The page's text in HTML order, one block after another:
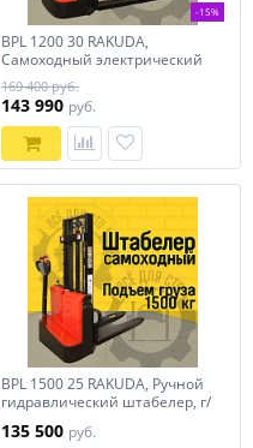
-15%
BPL 1200 30 RAKUDA,
штабелер, нагрузка 1200 кг.,
высота подъема 3000 мм,
АКБ AGM 2*12в, зарядное
устройство 24в/10а,
контроллер Curtis
169 400 руб.
143 990 руб.
BPL 1500 25 RAKUDA, Ручной
п 1500 кг., в/п 2500 мм, вилы